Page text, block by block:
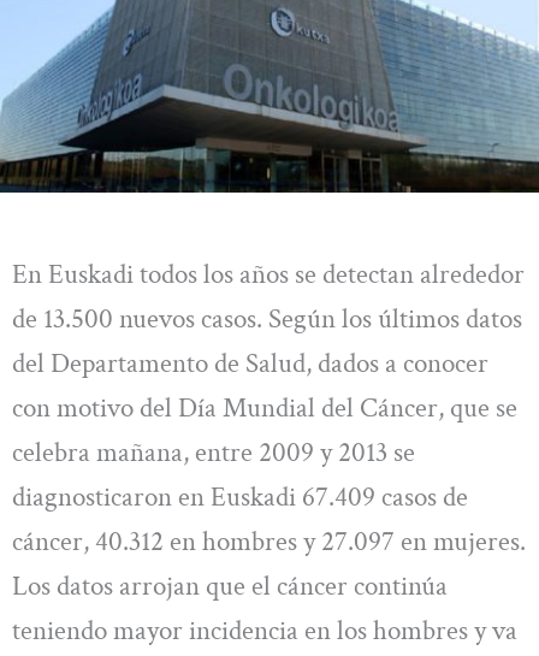
En Euskadi todos los años se detectan alrededor
de 13.500 nuevos casos. Según los últimos datos
del Departamento de Salud, dados a conocer
con motivo del Día Mundial del Cáncer, que se
celebra mañana, entre 2009 y 2013 se
diagnosticaron en Euskadi 67.409 casos de
cáncer, 40.312 en hombres y 27.097 en mujeres.
Los datos arrojan que el cáncer continúa
teniendo mayor incidencia en los hombres y va